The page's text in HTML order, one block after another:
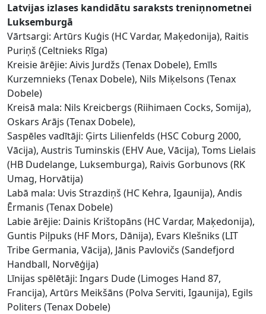
Latvijas izlases kandidātu saraksts treniņnometnei
Luksemburgā
Vārtsargi: Artūrs Kuģis (HC Vardar, Maķedonija), Raitis
Puriņš (Celtnieks Rīga)
Kreisie ārējie: Aivis Jurdžs (Tenax Dobele), Emīls
Kurzemnieks (Tenax Dobele), Nils Miķelsons (Tenax
Dobele)
Kreisā mala: Nils Kreicbergs (Riihimaen Cocks, Somija),
Oskars Arājs (Tenax Dobele),
Saspēles vadītāji: Ģirts Lilienfelds (HSC Coburg 2000,
Vācija), Austris Tuminskis (EHV Aue, Vācija), Toms Lielais
(HB Dudelange, Luksemburga), Raivis Gorbunovs (RK
Umag, Horvātija)
Labā mala: Uvis Strazdiņš (HC Kehra, Igaunija), Andis
Ērmanis (Tenax Dobele)
Labie ārējie: Dainis Krištopāns (HC Vardar, Maķedonija),
Guntis Piļpuks (HF Mors, Dānija), Evars Klešniks (LIT
Tribe Germania, Vācija), Jānis Pavlovičs (Sandefjord
Handball, Norvēģija)
Līnijas spēlētāji: Ingars Dude (Limoges Hand 87,
Francija), Artūrs Meikšāns (Polva Serviti, Igaunija), Egils
Politers (Tenax Dobele)